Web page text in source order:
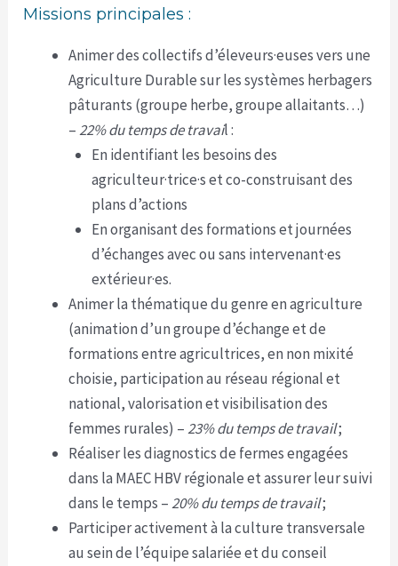
Missions principales :
Animer des collectifs d’éleveurs·euses vers une
Agriculture Durable sur les systèmes herbagers
pâturants (groupe herbe, groupe allaitants…)
–22% du temps de travail :
En identifiant les besoins des
agriculteur·trice·s et co-construisant des
plans d’actions
En organisant des formations et journées
d’échanges avec ou sans intervenant·es
extérieur·es.
Animer la thématique du genre en agriculture
(animation d’un groupe d’échange et de
formations entre agricultrices, en non mixité
choisie, participation au réseau régional et
national, valorisation et visibilisation des
femmes rurales) –23% du temps de travail;
Réaliser les diagnostics de fermes engagées
dans la MAEC HBV régionale et assurer leur suivi
dans le temps –20% du temps de travail;
Participer activement à la culture transversale
au sein de l’équipe salariée et du conseil